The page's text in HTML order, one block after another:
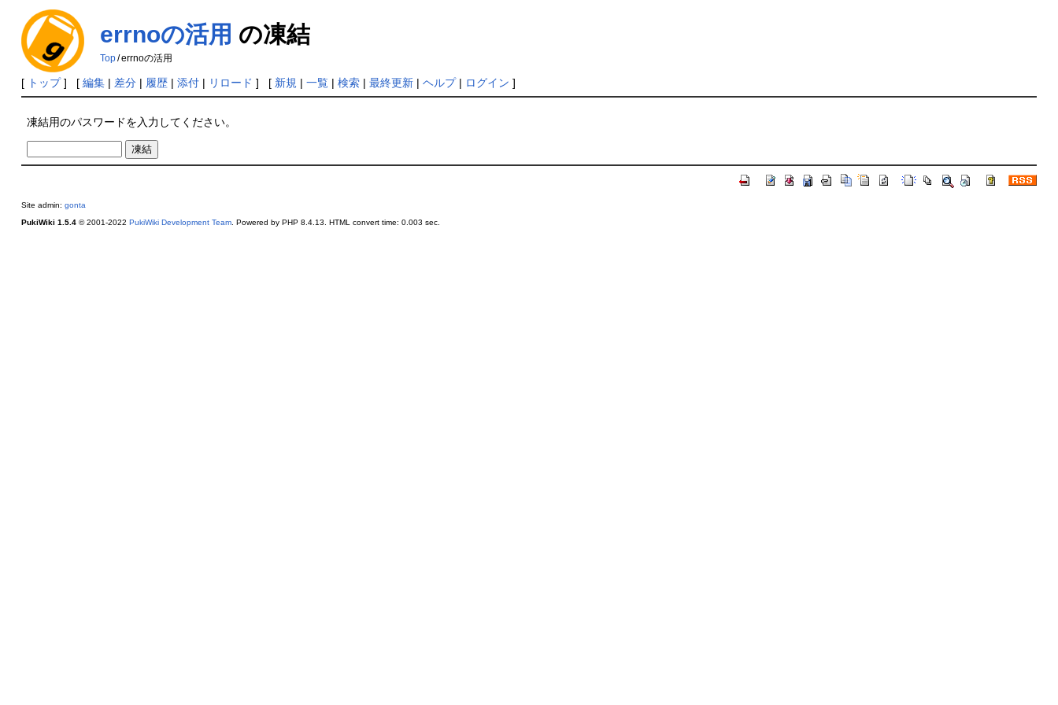
errnoの活用 の凍結
Top/errnoの活用
[ トップ] [ 編集| 差分| 履歴| 添付| リロード ] [ 新規 | 一覧| 検索| 最終更新| ヘルプ| ログイン ]
凍結用のパスワードを入力してください。
Site admin: gonta
PukiWiki 1.5.4© 2001-2022 PukiWiki Development Team. Powered by PHP 8.4.13. HTML convert time: 0.003 sec.